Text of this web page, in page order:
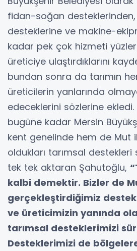
fidan-soğan desteklerinden,
desteklerine ve makine-
kadar pek çok hizmeti
üreticiye ulaştırdıklarını
bundan sonra da tarımın
üreticilerin yanlarında
edeceklerini sözlerine ekledi.
bugüne kadar Mersin
kent genelinde hem de Mut
oldukları tarımsal destekleri
tek tek aktaran Şahutoğlu,
kalbi demektir. Bizler de
gerçekleştirdiğimiz
ve üreticimizin yanında
tarımsal desteklerimizi
Desteklerimizi de